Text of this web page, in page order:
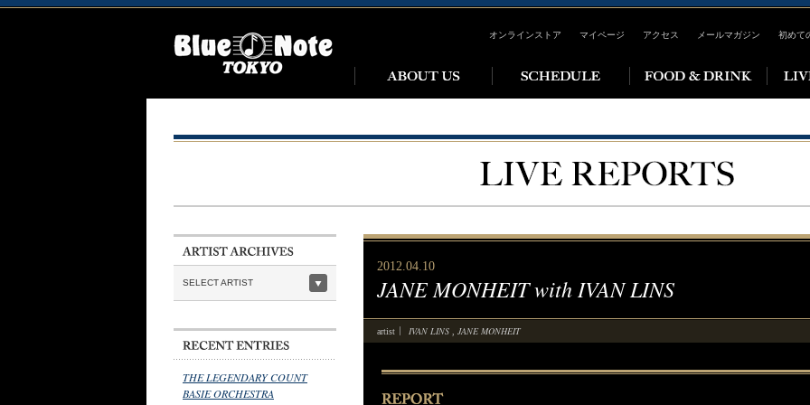
オンラインストア マイページ アクセス メールマガジン 初めて
SELECT ARTIST
THE LEGENDARY COUNT
BASIE ORCHESTRA
2012.04.10
JANE MONHEIT with IVAN LINS
artist IVAN LINS JANE MONHEIT